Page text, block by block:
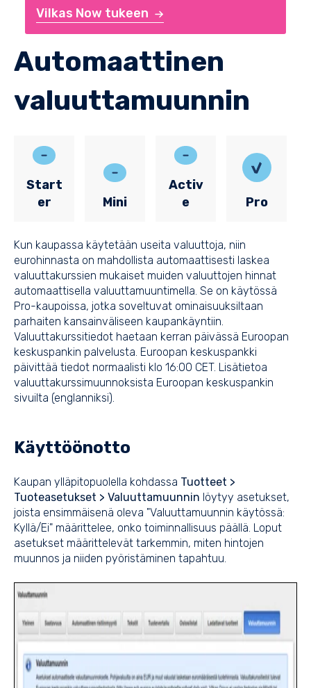
Vilkas Now tukeen
Automaattinen
valuuttamuunnin
Start
er
Mini
Activ
e
Pro
Kun kaupassa käytetään useita valuuttoja, niin
eurohinnasta on mahdollista automaattisesti laskea
valuuttakurssien mukaiset muiden valuuttojen hinnat
automaattisella valuuttamuuntimella. Se on käytössä
Pro-kaupoissa, jotka soveltuvat ominaisuuksiltaan
parhaiten kansainväliseen kaupankäyntiin.
Valuuttakurssitiedot haetaan kerran päivässä Euroopan
keskuspankin palvelusta. Euroopan keskuspankki
päivittää tiedot normaalisti klo 16:00 CET. Lisätietoa
valuuttakurssimuunnoksista Euroopan keskuspankin
sivuilta (englanniksi).
Käyttöönotto
Kaupan ylläpitopuolella kohdassa Tuotteet >
Tuoteasetukset > Valuuttamuunnin löytyy asetukset,
joista ensimmäisenä oleva "Valuuttamuunnin käytössä:
Kyllä/Ei" määrittelee, onko toiminnallisuus päällä. Loput
asetukset määrittelevät tarkemmin, miten hintojen
muunnos ja niiden pyöristäminen tapahtuu.